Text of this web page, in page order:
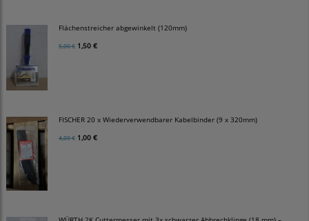
Flächenstreicher abgewinkelt (120mm)
5,00 € 1,50 €
FISCHER 20 x Wiederverwendbarer Kabelbinder (9 x 320mm)
4,00 € 1,00 €